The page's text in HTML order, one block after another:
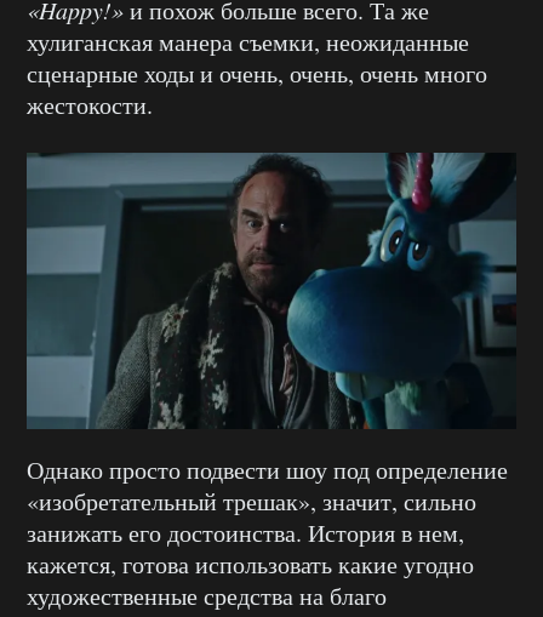
«Happy!»и похож больше всего. Та же
хулиганская манера съемки, неожиданные
сценарные ходы и очень, очень, очень много
жестокости.
Однако просто подвести шоу под определение
«изобретательный трешак», значит, сильно
занижать его достоинства. История в нем,
кажется, готова использовать какие угодно
художественные средства на благо